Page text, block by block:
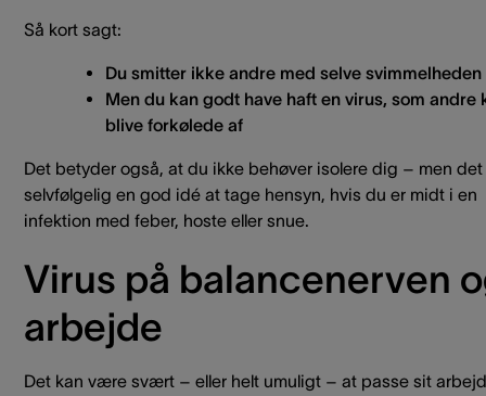
Så kort sagt:
Du smitter ikke andre med selve svimmelheden
Men du kan godt have haft en virus, som andre
blive forkølede af
Det betyder også, at du ikke behøver isolere dig – men det
selvfølgelig en god idé at tage hensyn, hvis du er midt i en
infektion med feber, hoste eller snue.
Virus på balancenerven
arbejde
Det kan være svært – eller helt umuligt – at passe sit